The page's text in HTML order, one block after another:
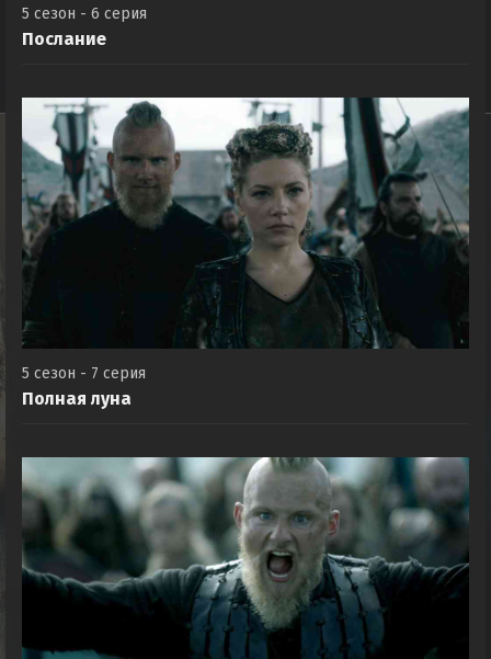
5 сезон - 6 серия
Послание
5 сезон - 7 серия
Полная луна